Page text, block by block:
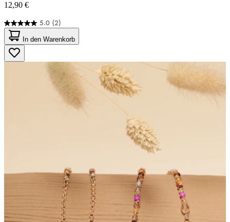
12,90 €
5.0 (2)
5.0
von
5
Sternen.
2
Bewertungen
In den Warenkorb